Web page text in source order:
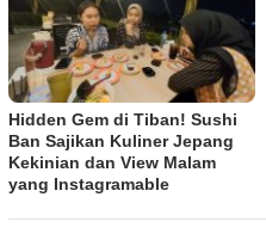
Hidden Gem di Tiban! Sushi
Ban Sajikan Kuliner Jepang
Kekinian dan View Malam
yang Instagramable